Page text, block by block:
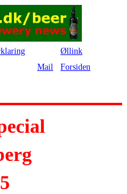
Øllink
Mail
Forsiden